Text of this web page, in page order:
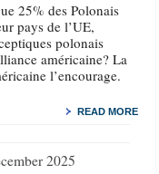
25% des Polonais
pays de l’UE,
polonais
américaine? La
l’encourage.
READ MORE
2025